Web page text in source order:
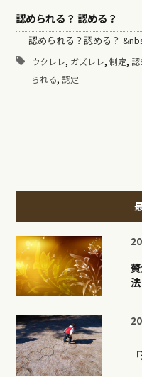
認められる？ 認める？
認められる？認める？
ウクレレ, ガズレレ, 制定, 認
られる, 認定
法